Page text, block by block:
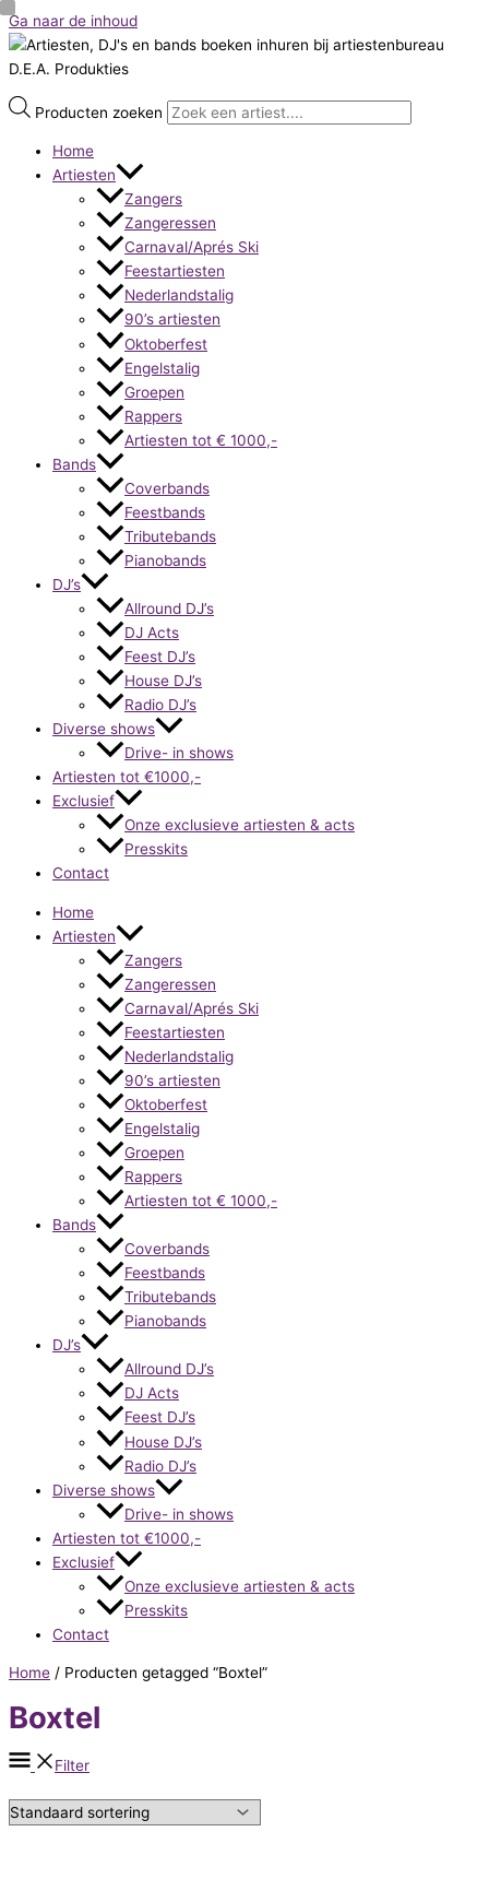
Ga naar de inhoud
Producten zoeken
Home
Artiesten
Zangers
Zangeressen
Carnaval/Aprés Ski
Feestartiesten
Nederlandstalig
90’s artiesten
Oktoberfest
Engelstalig
Groepen
Rappers
Artiesten tot € 1000,-
Bands
Coverbands
Feestbands
Tributebands
Pianobands
DJ’s
Allround DJ’s
DJ Acts
Feest DJ’s
House DJ’s
Radio DJ’s
Diverse shows
Drive- in shows
Artiesten tot €1000,-
Exclusief
Onze exclusieve artiesten & acts
Presskits
Contact
Home
Artiesten
Zangers
Zangeressen
Carnaval/Aprés Ski
Feestartiesten
Nederlandstalig
90’s artiesten
Oktoberfest
Engelstalig
Groepen
Rappers
Artiesten tot € 1000,-
Bands
Coverbands
Feestbands
Tributebands
Pianobands
DJ’s
Allround DJ’s
DJ Acts
Feest DJ’s
House DJ’s
Radio DJ’s
Diverse shows
Drive- in shows
Artiesten tot €1000,-
Exclusief
Onze exclusieve artiesten & acts
Presskits
Contact
Home / Producten getagged “Boxtel”
Boxtel
Filter